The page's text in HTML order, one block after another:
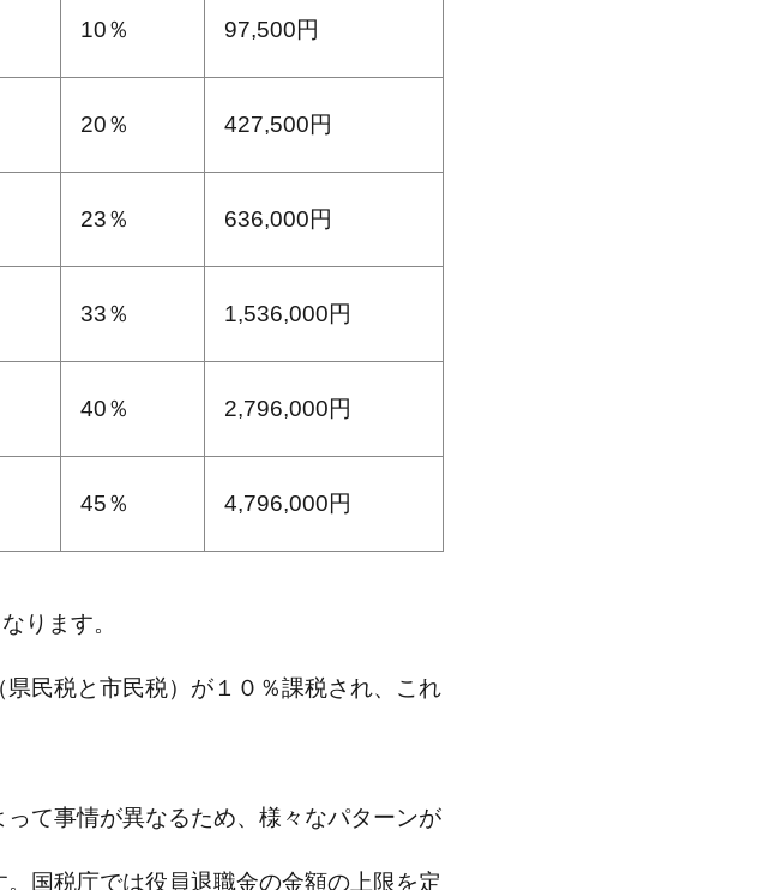
10％ 97,500円
20％ 427,500円
23％ 636,000円
33％ 1,536,000円
40％ 2,796,000円
45％ 4,796,000円
ります。
民税と市民税）が１０％課税され、これ
て事情が異なるため、様々なパターンが
国税庁では役員退職金の金額の上限を定